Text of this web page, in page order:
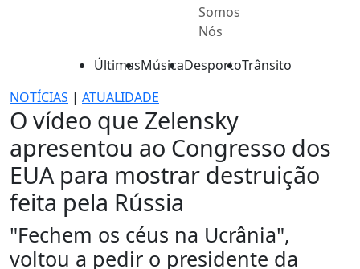
Somos
Nós
ÚltimasMúsicaDesportoTrânsito
NOTÍCIAS | ATUALIDADE
O vídeo que Zelensky
apresentou ao Congresso dos
EUA para mostrar destruição
feita pela Rússia
"Fechem os céus na Ucrânia",
voltou a pedir o presidente da